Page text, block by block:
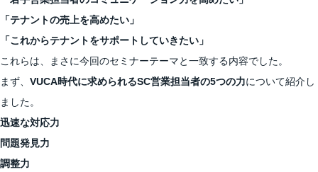
「テナントの売上を高めたい」
「これからテナントをサポートしていきたい」
これらは、まさに今回のセミナーテーマと一致する内容でした。
まず、 VUCA時代に求められるSC営業担当者の5つの力について紹介し
ました。
迅速な対応力
問題発見力
調整力